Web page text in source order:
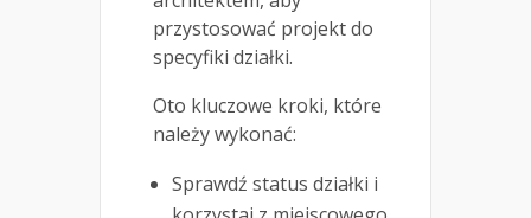
przystosować projekt do
specyfiki działki.
Oto kluczowe kroki, które
należy wykonać:
Sprawdź status działki i